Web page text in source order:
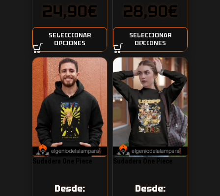
24,90€
SELECCIONAR
OPCIONES
28,90€
SELECCIONAR
OPCIONES
Desde: Desde: